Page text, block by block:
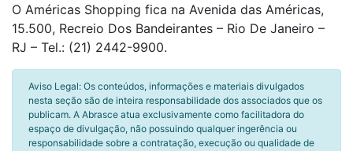
O Américas Shopping fica na Avenida das Américas,
15.500, Recreio Dos Bandeirantes – Rio De Janeiro –
RJ – Tel.: (21) 2442-9900.
Aviso Legal: Os conteúdos, informações e materiais divulgados
nesta seção são de inteira responsabilidade dos associados que os
publicam. A Abrasce atua exclusivamente como facilitadora do
espaço de divulgação, não possuindo qualquer ingerência ou
responsabilidade sobre a contratação, execução ou qualidade de